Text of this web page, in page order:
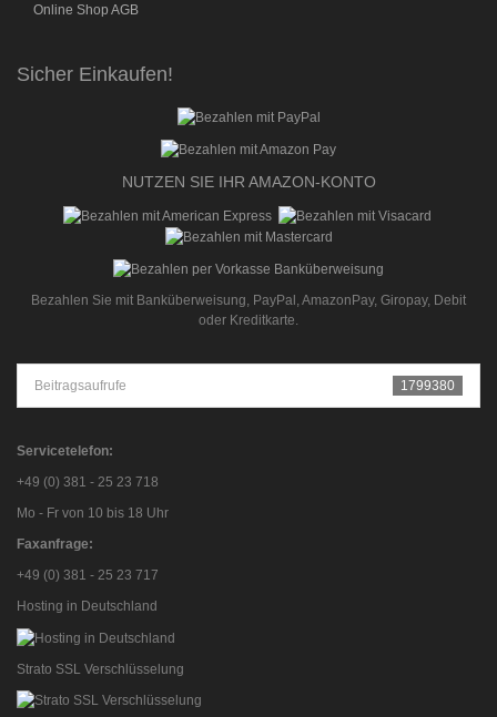
Online Shop AGB
Sicher Einkaufen!
NUTZEN SIE IHR AMAZON-KONTO
Bezahlen Sie mit Banküberweisung, PayPal, AmazonPay, Giropay, Debit
oder Kreditkarte.
Beitragsaufrufe 1799380
Servicetelefon:
+49 (0) 381 - 25 23 718
Mo - Fr von 10 bis 18 Uhr
Faxanfrage:
+49 (0) 381 - 25 23 717
Hosting in Deutschland
Strato SSL Verschlüsselung